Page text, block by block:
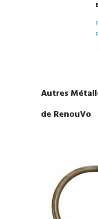
Autres
de RenouVo